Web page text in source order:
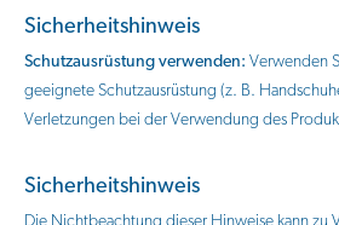
Sicherheitshinweis
Schutzausrüstung verwenden: Verwenden
geeignete Schutzausrüstung (z. B.
Verletzungen bei der Verwendung des
Sicherheitshinweis